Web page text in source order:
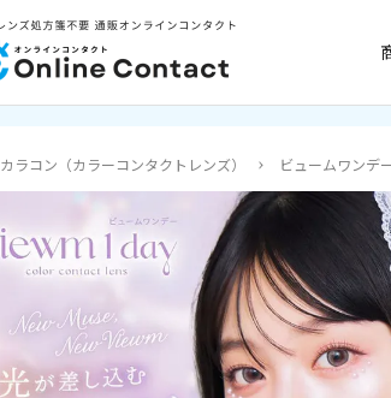
カラコン（カラーコンタクトレンズ） ビュームワンデ